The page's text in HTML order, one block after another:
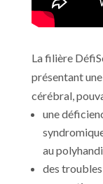
La filière
présentant
cérébral,
une
au
des